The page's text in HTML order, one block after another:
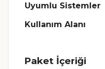
Uyumlu Sistemler
Kullanım Alanı
Paket İçeriği